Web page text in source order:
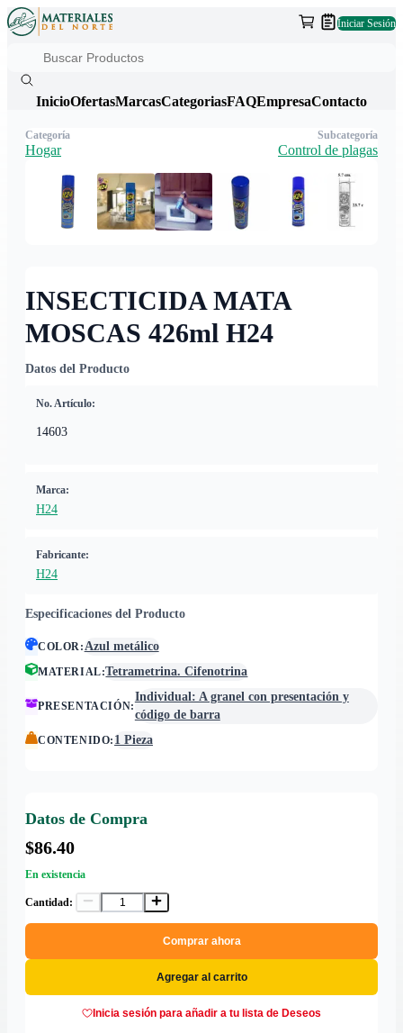
Iniciar Sesión
InicioOfertasMarcasCategoriasFAQEmpresaContacto
INSECTICIDA MATA
MOSCAS 426ml H24
Datos del Producto
No. Artículo:
14603
Marca:
H24
Fabricante:
H24
Especificaciones del Producto
COLOR:Azul metálico
MATERIAL:Tetrametrina. Cifenotrina
PRESENTACIÓN:
Individual: A granel con presentación y
código de barra
CONTENIDO: 1 Pieza
Datos de Compra
$86.40
En existencia
Cantidad:
Comprar ahora
Agregar al carrito
Inicia sesión para añadir a tu lista de Deseos
Categoría
Hogar
Subcategoría
Control de plagas